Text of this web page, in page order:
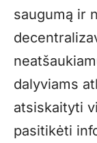
saugumą ir
dalyviams
atsiskaityti
pasitikėti